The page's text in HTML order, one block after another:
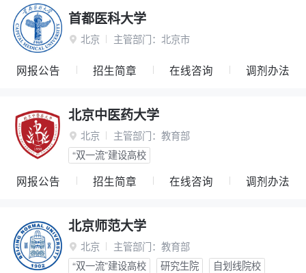
首都医科大学
 北京 主管部门： 北京市
网报公告 招生简章 在线咨询 调剂办法
北京中医药大学
 北京 主管部门： 教育部
“双一流”建设高校
网报公告 招生简章 在线咨询 调剂办法
北京师范大学
 北京 主管部门： 教育部
“双一流”建设高校
研究生院 自划线院校